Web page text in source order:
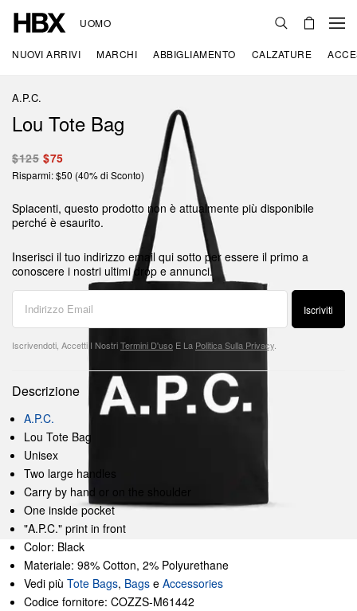
UOMO
NUOVI ARRIVI MARCHI ABBIGLIAMENTO CALZATURE
A.P.C.
Lou Tote Bag
$125 $75
Risparmi: $50 (40% di Sconto)
Spiacenti, questo prodotto non è attualmente più disponibile
perché è esaurito.
Inserisci il tuo indirizzo email qui sotto per essere il primo a
conoscere i nostri ultimi drop e annunci.
Iscriviti
Iscrivendoti, Accetti I NostriTermini D'uso E La Politica Sulla Privacy
Descrizione
A.P.C.
Lou Tote Bag
Unisex
Two large handles
Carry by hand or on the shoulder
One inside pocket
"A.P.C." print in front
Color: Black
Materiale: 98% Cotton, 2% Polyurethane
Vedi più Tote Bags, Bags e Accessories
Codice fornitore: COZZS-M61442